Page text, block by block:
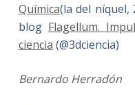
Química(la del níquel,
blog Flagellum.
ciencia (@3dciencia)
Bernardo Herradón